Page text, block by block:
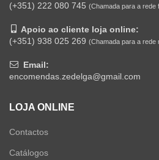
(+351) 222 080 745 (Chamada para a rede
Apoio ao cliente loja online:
(+351) 938 025 269 (Chamada para a rede
Email:
encomendas.zedelga@gmail.com
LOJA ONLINE
Contactos
Catálogos